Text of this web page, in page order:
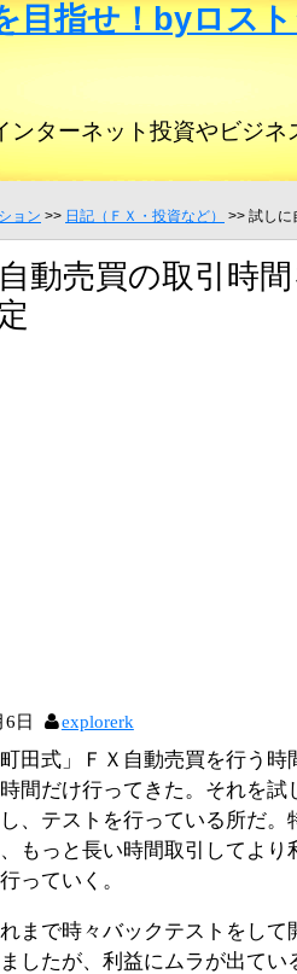
目指せ！byロス
ンターネット投資やビジ
ョン >> 日記（ＦＸ・投資など） >> 試しに
動売買の取引時
6日 explorerk
田式」ＦＸ自動売買を行う時
間だけ行ってきた。それを試
、テストを行っている所だ。
もっと長い時間取引してより
っていく。
まで時々バックテストをして
したが、利益にムラが出てい